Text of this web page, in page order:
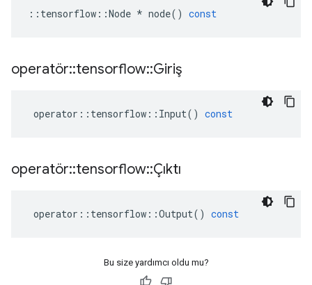
:: tensorflow ::Node * node() const
operatör::tensorflow::Giriş
operator :: tensorflow :: Input() const
operatör::tensorflow::Çıktı
operator :: tensorflow ::Output() const
Bu size yardımcı oldu mu?